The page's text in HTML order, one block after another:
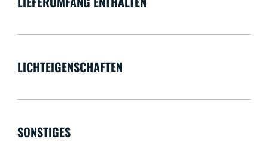
LICHTEIGENSCHAFTEN
SONSTIGES